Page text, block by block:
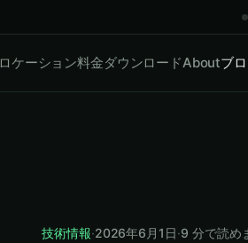
ロケーション料金ダウンロードAboutブ
技術情報·2026年6月1日·9 分で読め